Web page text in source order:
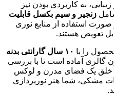
به کاربردی بودن نیز
زنجیر و سیم بکسل قابلیت
صورت استفاده از منابع نوری
را با ۱۰ سال گارانتی بدنه
گالری آماده است تا با بررسی
خلق یک فضای مدرن و لوکس
مشکی، شما هنر نورپردازی